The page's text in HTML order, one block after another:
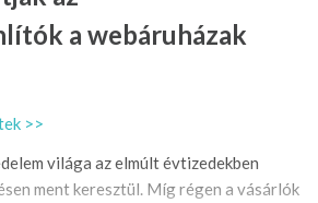
a webáruházak
>>
világa az elmúlt évtizedekben
ment keresztül. Míg régen a vásárlók